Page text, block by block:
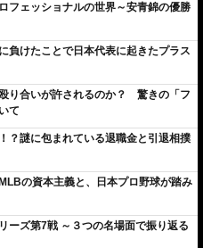
フェッショナルの世界～安青錦の優勝
負けたことで日本代表に起きたプラス
り合いが許されるのか？ 驚きの「フ
て
？謎に包まれている退職金と引退相撲
の資本主義と、日本プロ野球が踏み
ーズ第7戦 ～３つの名場面で振り返る